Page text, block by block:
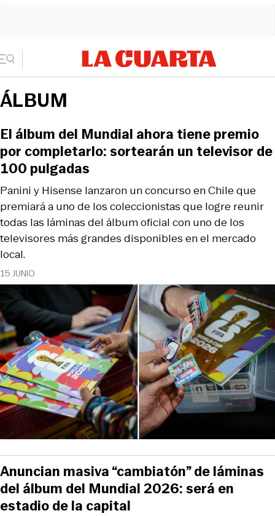
ÁLBUM
15 JUNIO
Panini y Hisense lanzaron un concurso en Chile que
premiará a uno de los coleccionistas que logre reunir
todas las láminas del álbum oficial con uno de los
televisores más grandes disponibles en el mercado
local.
El álbum del Mundial ahora tiene premio
por completarlo: sortearán un televisor de
100 pulgadas
Anuncian masiva “cambiatón” de láminas
del álbum del Mundial 2026: será en
estadio de la capital